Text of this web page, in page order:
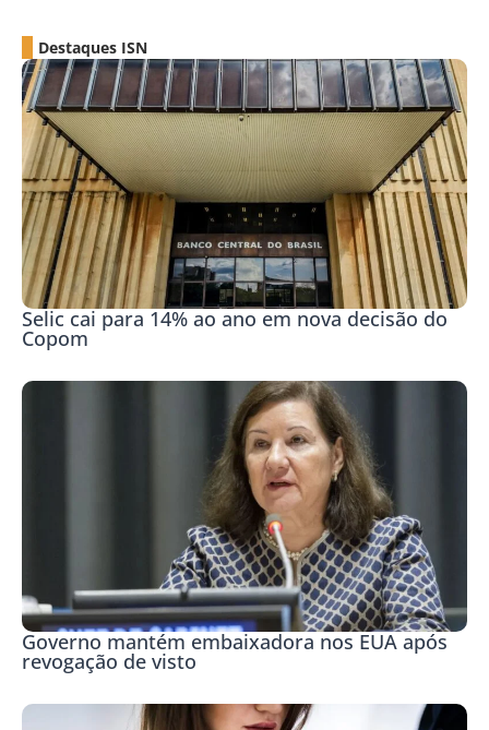
Destaques ISN
Selic cai para 14% ao ano em nova decisão do
Copom
Governo mantém embaixadora nos EUA após
revogação de visto